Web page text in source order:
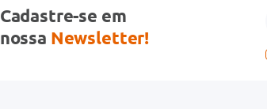
Cadastre-se em
nossa Newsletter!